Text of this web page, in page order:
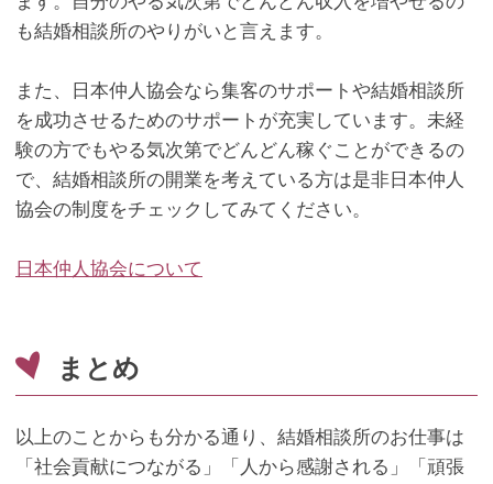
も結婚相談所のやりがいと言えます。
また、日本仲人協会なら集客のサポートや結婚相談所
を成功させるためのサポートが充実しています。未経
験の方でもやる気次第でどんどん稼ぐことができるの
で、結婚相談所の開業を考えている方は是非日本仲人
協会の制度をチェックしてみてください。
日本仲人協会について
まとめ
以上のことからも分かる通り、結婚相談所のお仕事は
「社会貢献につながる」「人から感謝される」「頑張